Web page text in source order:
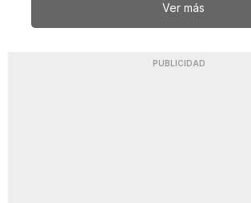
Ver más
PUBLICIDAD